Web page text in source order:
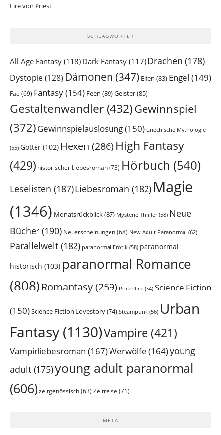
Fire von Priest
SCHLAGWÖRTER
All Age Fantasy (118) Dark Fantasy (117) Drachen (178)
Dystopie(128) Dämonen (347) Elfen (83) Engel (149)
Fae (69) Fantasy(154) Feen (89)Geister(85)
Gestaltenwandler (432)Gewinnspiel
(372) Gewinnspielauslosung(150) Griechische Mythologie
(55) Götter (102) Hexen (286) High Fantasy
(429) historischer Liebesroman(73) Hörbuch (540)
Leselisten (187)Liebesroman (182) Magie
(1346) Monatsrückblick(87) Mysterie Thriller(58) Neue
Bücher (190) Neuerscheinungen(68) New Adult Paranormal (62)
Parallelwelt (182) paranormal Erotik (58) paranormal
historisch (103) paranormal Romance
(808) Romantasy(259) Rückblick (54) Science Fiction
(150)Science Fiction Lovestory(74) Steampunk (56) Urban
Fantasy (1130)Vampire (421)
Vampirliebesroman (167)Werwölfe (164)young
adult (175)young adult paranormal
(606) zeitgenössisch (63) Zeitreise (71)
META